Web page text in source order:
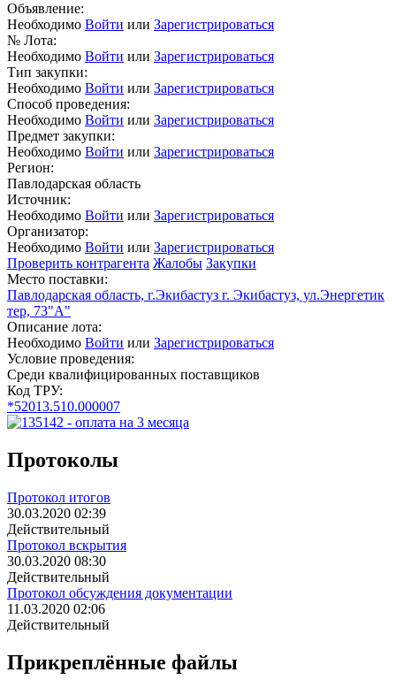
Объявление:
Необходимо Войти или Зарегистрироваться
№ Лота:
Необходимо Войти или Зарегистрироваться
Тип закупки:
Необходимо Войти или Зарегистрироваться
Способ проведения:
Необходимо Войти или Зарегистрироваться
Предмет закупки:
Необходимо Войти или Зарегистрироваться
Регион:
Павлодарская область
Источник:
Необходимо Войти или Зарегистрироваться
Организатор:
Необходимо Войти или Зарегистрироваться
Проверить контрагента Жалобы Закупки
Место поставки:
Павлодарская область, г.Экибастуз г. Экибастуз, ул.Энергетик
тер, 73"А"
Описание лота:
Необходимо Войти или Зарегистрироваться
Условие проведения:
Среди квалифицированных поставщиков
Код ТРУ:
*52013.510.000007
Протоколы
Протокол итогов
30.03.2020 02:39
Действительный
Протокол вскрытия
30.03.2020 08:30
Действительный
Протокол обсуждения документации
11.03.2020 02:06
Действительный
Прикреплённые файлы